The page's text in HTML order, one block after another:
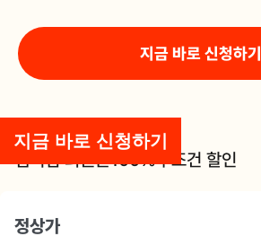
지금 바로 신청하기
지금 바로 신청하기
멤버십 회원은100%무조건 할인
정상가